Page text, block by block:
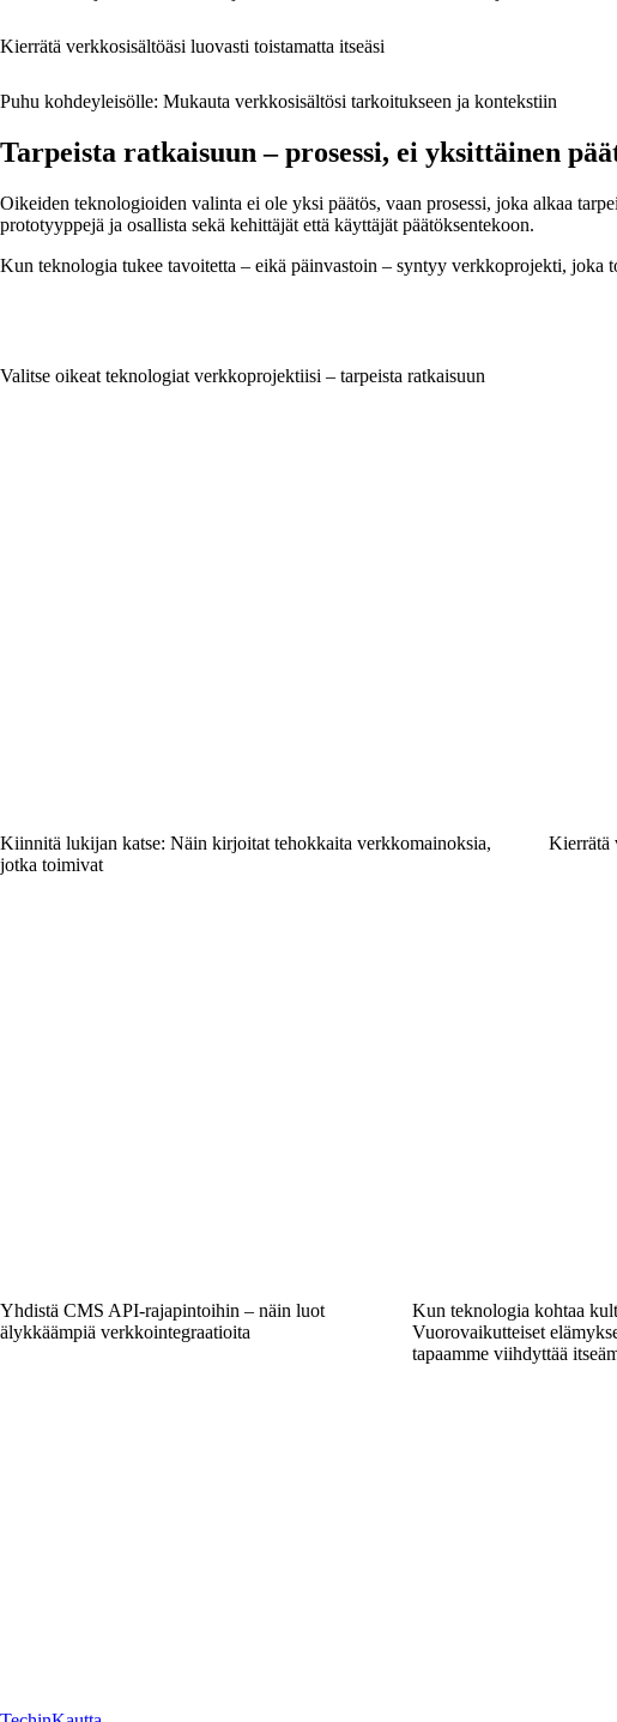
Kierrätä verkkosisältöäsi luovasti toistamatta itseäsi
Puhu kohdeyleisölle: Mukauta verkkosisältösi tarkoitukseen ja kontekstiin
Tarpeista ratkaisuun – prosessi, ei yksittäinen
Oikeiden teknologioiden valinta ei ole yksi päätös, vaan prosessi, joka alkaa
prototyyppejä ja osallista sekä kehittäjät että käyttäjät päätöksentekoon.
Kun teknologia tukee tavoitetta – eikä päinvastoin – syntyy verkkoprojekti, joka
Valitse oikeat teknologiat verkkoprojektiisi – tarpeista ratkaisuun
Kiinnitä lukijan katse: Näin kirjoitat tehokkaita verkkomainoksia,
jotka toimivat
Kierrätä
Yhdistä CMS API-rajapintoihin – näin luot
älykkäämpiä verkkointegraatioita
Kun teknologia kohtaa
Vuorovaikutteiset
tapaamme viihdyttää